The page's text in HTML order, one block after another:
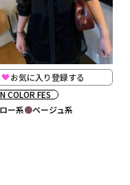
お気に入り登録する
COLOR FES
ー系
ベージュ系